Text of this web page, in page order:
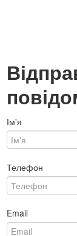
Ім'я
Телефон
Email